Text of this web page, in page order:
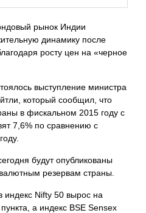
рынок Индии
динамику после
росту цен на «черное
выступление министра
который сообщил, что
в фискальном 2015 году с
7,6% по сравнению с
будут опубликованы
резервам страны.
индекс Nifty 50 вырос на
а индекс BSE Sensex